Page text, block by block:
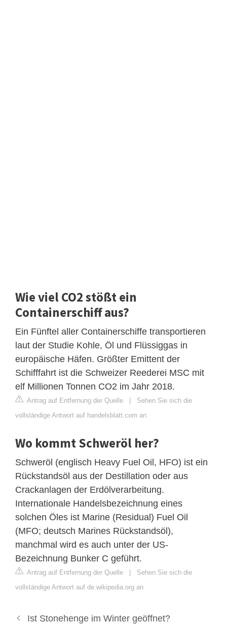
Wie viel CO2 stößt ein
Containerschiff aus?
Ein Fünftel aller Containerschiffe transportieren
laut der Studie Kohle, Öl und Flüssiggas in
europäische Häfen. Größter Emittent der
Schifffahrt ist die Schweizer Reederei MSC mit
elf Millionen Tonnen CO2 im Jahr 2018.
Antrag auf Entfernung der Quelle | Sehen Sie sich die
vollständige Antwort auf handelsblatt.com an
Wo kommt Schweröl her?
Schweröl (englisch Heavy Fuel Oil, HFO) ist ein
Rückstandsöl aus der Destillation oder aus
Crackanlagen der Erdölverarbeitung.
Internationale Handelsbezeichnung eines
solchen Öles ist Marine (Residual) Fuel Oil
(MFO; deutsch Marines Rückstandsöl),
manchmal wird es auch unter der US-
Bezeichnung Bunker C geführt.
Antrag auf Entfernung der Quelle | Sehen Sie sich die
vollständige Antwort auf de.wikipedia.org an
Ist Stonehenge im Winter geöffnet?